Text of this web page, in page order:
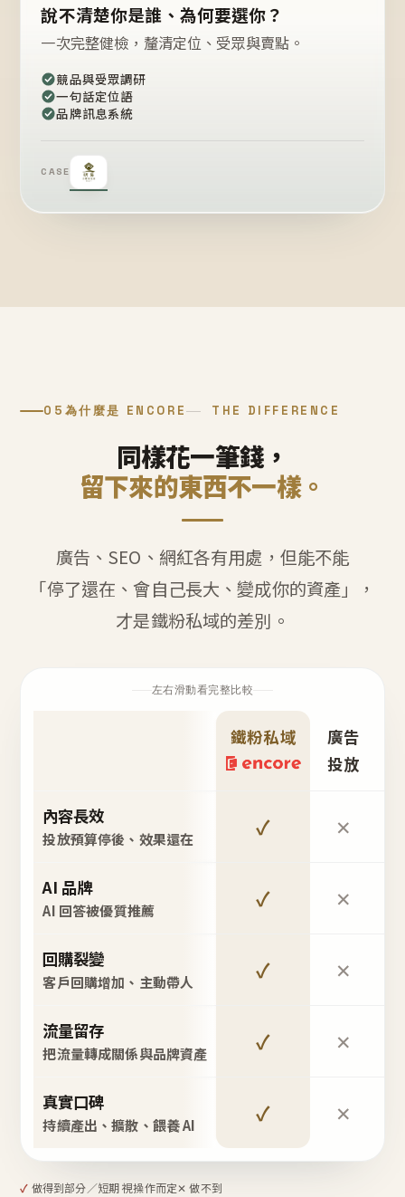
說不清楚你是誰、為何要選你？
一次完整健檢，釐清定位、受眾與賣點。
競品與受眾調研
一句話定位語
品牌訊息系統
CASE
05 為什麼是 ENCORE THE DIFFERENCE
同樣花一筆錢，
留下來的東西不一樣。
廣告、SEO、網紅各有用處，但能不能
「停了還在、會自己長大、變成你的資產」，
才是鐵粉私域的差別。
左右滑動看完整比較
鐵粉私域
廣告
投放
內容長效
投放預算停後、效果還在 ✓ ✕
AI 品牌
AI 回答被優質推薦 ✓ ✕
回購裂變
客戶回購增加、主動帶人 ✓ ✕
流量留存
把流量轉成關係與品牌資產 ✓ ✕
真實口碑
持續產出、擴散、餵養 AI ✓ ✕
✓ 做得到部分／短期 視操作而定✕ 做不到